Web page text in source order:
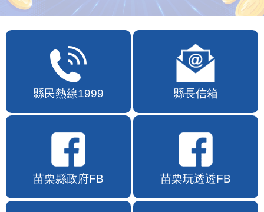
縣民熱線1999 縣長信箱
苗栗縣政府FB 苗栗玩透透FB